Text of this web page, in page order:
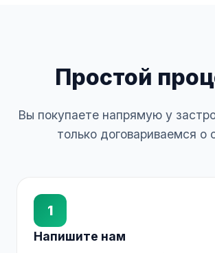
Простой
Вы покупаете напрямую у
только договариваемся о
1
Напишите нам